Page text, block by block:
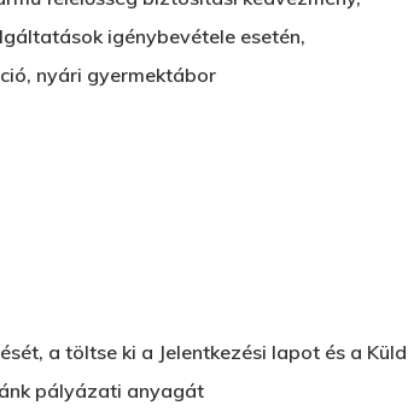
igénybevétele esetén,
nyári gyermektábor
a töltse ki a Jelentkezési lapot és a
pályázati anyagát